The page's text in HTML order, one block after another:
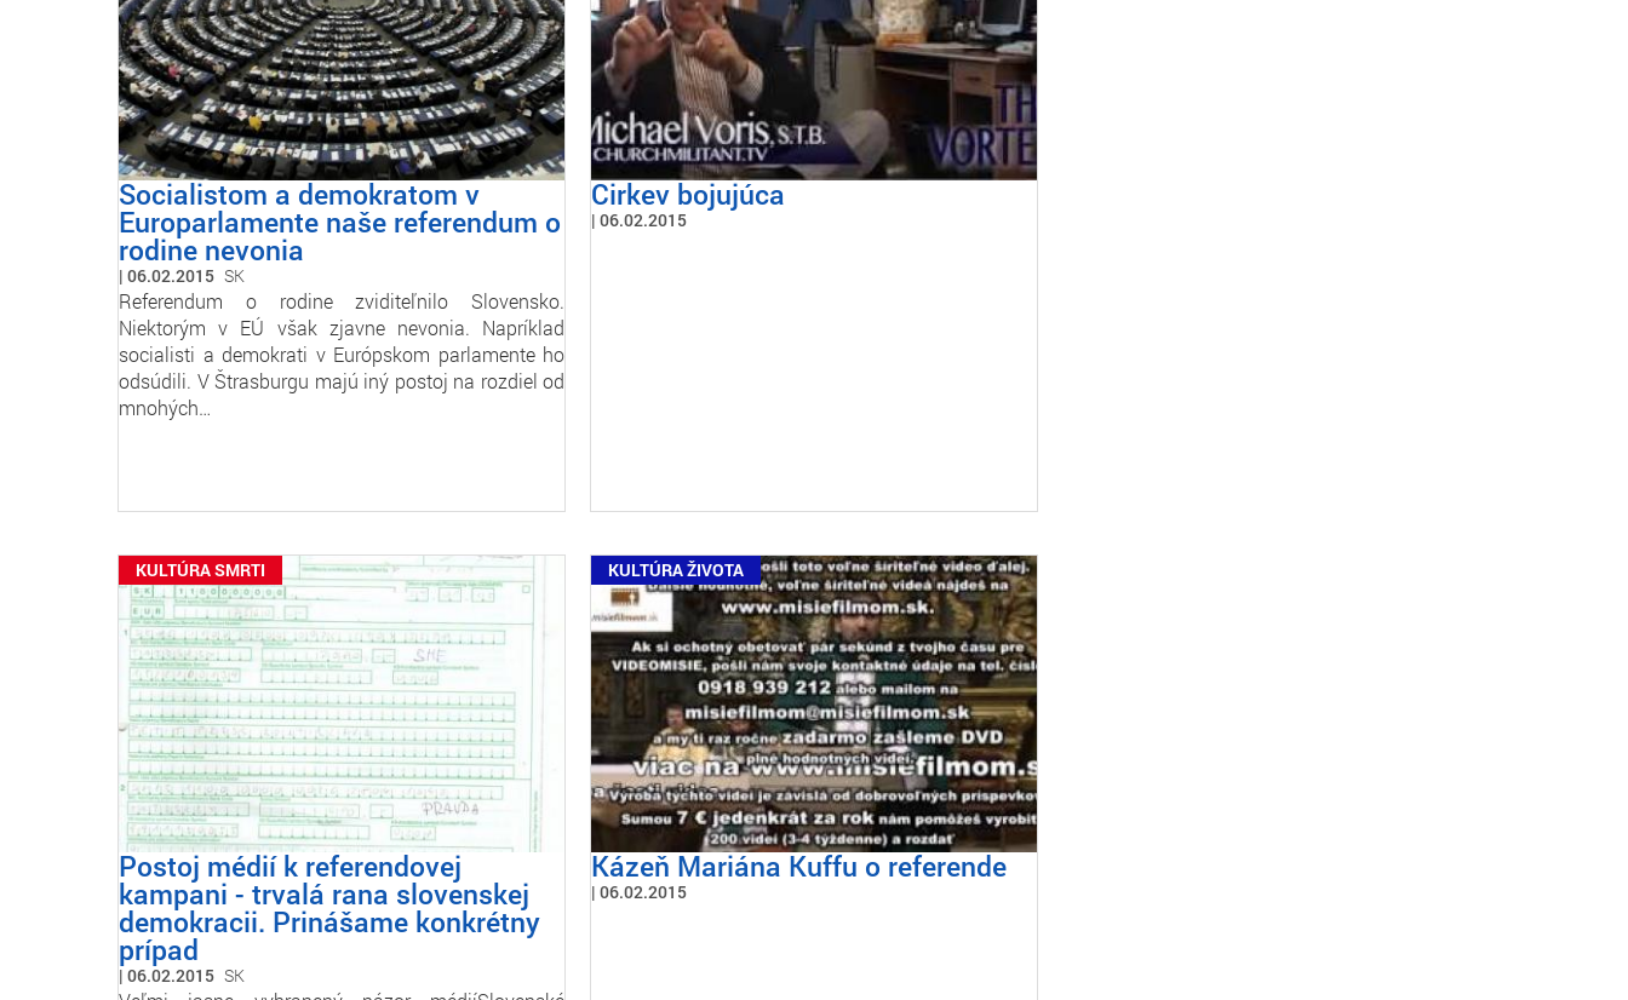
Socialistom a demokratom v
Europarlamente naše referendum o
rodine nevonia
06.02.2015 SK
Referendum o rodine zviditeľnilo Slovensko.
Niektorým v EÚ však zjavne nevonia. Napríklad
socialisti a demokrati v Európskom parlamente ho
odsúdili. V Štrasburgu majú iný postoj na rozdiel od
mnohých…
Cirkev bojujúca
06.02.2015
KULTÚRA SMRTI
Postoj médií k referendovej
kampani - trvalá rana slovenskej
demokracii. Prinášame konkrétny
prípad
06.02.2015 SK
KULTÚRA ŽIVOTA
Kázeň Mariána Kuffu o referende
06.02.2015